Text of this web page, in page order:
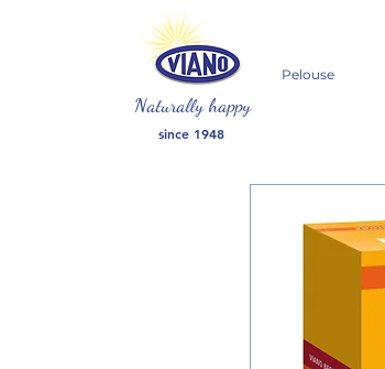
Naturally happy
since 1948
Pelouse